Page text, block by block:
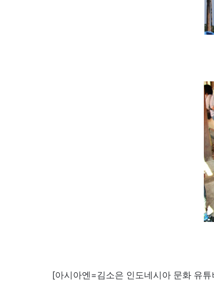
[아시아엔=김소은 인도네시아 문화 유튜